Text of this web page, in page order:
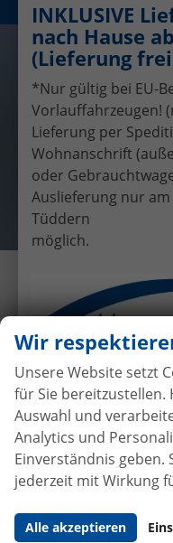
Übergabe
Frau Domes
23.6.2017 •
Wir
Unsere Website setzt
für Sie
Auswahl und
Analytics und
Einverständnis geben.
jederzeit mit Wirkung
Alle akzeptieren
INKLUSIVE
nach Hause
(Lieferung
*Nur gültig bei EU-
Vorlauffahrzeugen!
Lieferung per
Wohnanschrift
oder
Auslieferung nur
Tüddern
möglich.
Autokaufohne
Vertragsabschluss
Beim
maximale Sicherheit